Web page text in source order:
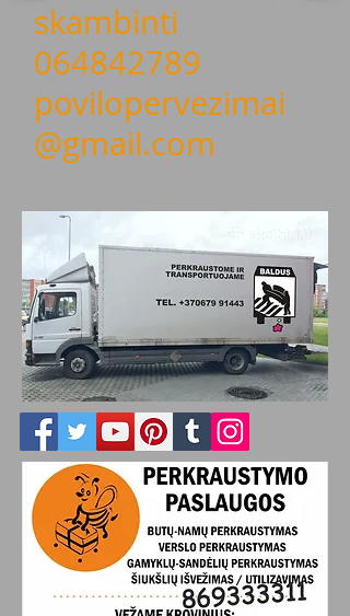
skambinti
064842789
povilopervezimai
@gmail.com